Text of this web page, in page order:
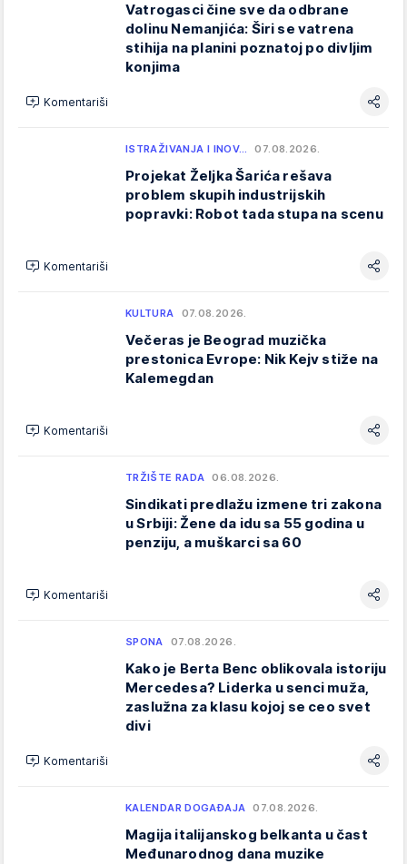
Vatrogasci čine sve da odbrane
dolinu Nemanjića: Širi se vatrena
stihija na planini poznatoj po divljim
konjima
Komentariši
ISTRAŽIVANJA I INOV… 07.08.2026.
Projekat Željka Šarića rešava
problem skupih industrijskih
popravki: Robot tada stupa na scenu
Komentariši
KULTURA 07.08.2026.
Večeras je Beograd muzička
prestonica Evrope: Nik Kejv stiže na
Kalemegdan
Komentariši
TRŽIŠTE RADA 06.08.2026.
Sindikati predlažu izmene tri zakona
u Srbiji: Žene da idu sa 55 godina u
penziju, a muškarci sa 60
Komentariši
SPONA 07.08.2026.
Kako je Berta Benc oblikovala istoriju
Mercedesa? Liderka u senci muža,
zaslužna za klasu kojoj se ceo svet
divi
Komentariši
KALENDAR DOGAĐAJA 07.08.2026.
Magija italijanskog belkanta u čast
Međunarodnog dana muzike